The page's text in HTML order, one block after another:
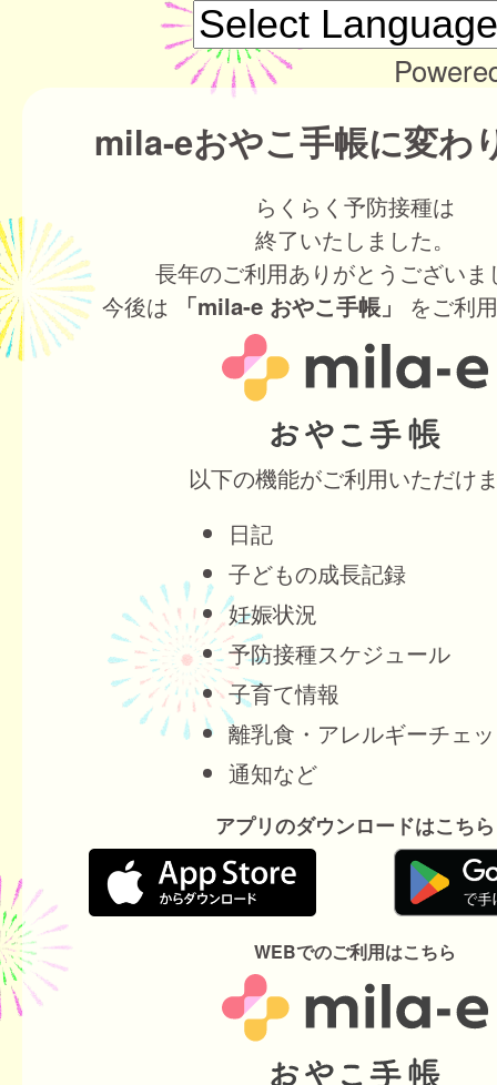
mila-eおやこ手帳に変わ
らくらく予防接種は
終了いたしました。
長年のご利用ありがとうございま
今後は
「mila-e おやこ手帳」 をご利
以下の機能がご利用いただけ
日記
子どもの成長記録
妊娠状況
予防接種スケジュール
子育て情報
離乳食・アレルギーチェ
通知など
アプリのダウンロードはこちら
WEBでのご利用はこちら